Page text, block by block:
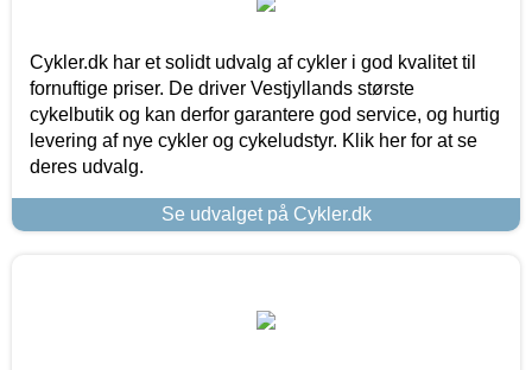
Cykler.dk har et solidt udvalg af cykler i god kvalitet til
fornuftige priser. De driver Vestjyllands største
cykelbutik og kan derfor garantere god service, og hurtig
levering af nye cykler og cykeludstyr. Klik her for at se
deres udvalg.
Se udvalget på Cykler.dk